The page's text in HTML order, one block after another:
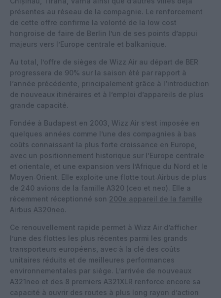
présentes au réseau de la compagnie. Le renforcement
de cette offre confirme la volonté de la low cost
hongroise de faire de Berlin l’un de ses points d’appui
majeurs vers l’Europe centrale et balkanique.
Au total, l’offre de sièges de Wizz Air au départ de BER
progressera de 90% sur la saison été par rapport à
l’année précédente, principalement grâce à l’introduction
de nouveaux itinéraires et à l’emploi d’appareils de plus
grande capacité.
Fondée à Budapest en 2003, Wizz Air s’est imposée en
quelques années comme l’une des compagnies à bas
coûts connaissant la plus forte croissance en Europe,
avec un positionnement historique sur l’Europe centrale
et orientale, et une expansion vers l’Afrique du Nord et le
Moyen‑Orient. Elle exploite une flotte tout‑Airbus de plus
de 240 avions de la famille A320 (ceo et neo). Elle a
récemment réceptionné son 200e appareil de la famille
Airbus A320neo.
Ce renouvellement rapide permet à Wizz Air d’afficher
l’une des flottes les plus récentes parmi les grands
transporteurs européens, avec à la clé des coûts
unitaires réduits et de meilleures performances
environnementales par siège. L’arrivée de nouveaux
A321neo et des 8 premiers A321XLR renforce encore sa
capacité à ouvrir des routes à plus long rayon d’action